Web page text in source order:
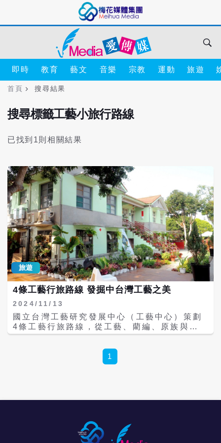
即時 教育 藝文 音樂 宗教 運動 旅遊
首頁 搜尋結果
搜尋標籤工藝小旅行路線
已找到1則相關結果
旅遊
4條工藝行旅路線 發掘中台灣工藝之美
2024/11/13
國立台灣工藝研究發展中心（工藝中心）策劃
4條工藝行旅路線，從工藝、藺編、原族與藍
染出發，巡遊中台灣工藝足跡。 工藝印記｜探
乘載著豐富的文化底蘊，工藝中心所屬台灣工
藝文化園區位於草屯鎮，擁有六公頃的寬廣腹
的印記，從日常生活的細節中挖掘文化的無窮
潛力，享受一段探索工藝與懷舊文化之旅。 自
1